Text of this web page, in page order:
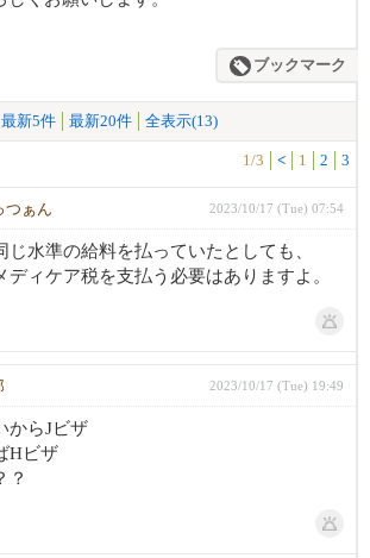
ブックマーク
最新5件 最新20件 全表示(13)
1/3 < 1 2 3
つぁん 2023/10/17 (Tue) 07:54
じ水準の給料を払っていたとしても、
ディケア税を支払う必要はありますよ。
2023/10/17 (Tue) 19:49
からJビザ
Hビザ
？